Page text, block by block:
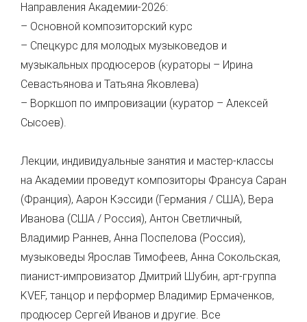
Направления Академии-2026:
– Основной композиторский курс
– Спецкурс для молодых музыковедов и
музыкальных продюсеров (кураторы – Ирина
Севастьянова и Татьяна Яковлева)
– Воркшоп по импровизации (куратор – Алексей
Сысоев).
Лекции, индивидуальные занятия и мастер-классы
на Академии проведут композиторы Франсуа Саран
(Франция), Аарон Кэссиди (Германия / США), Вера
Иванова (США / Россия), Антон Светличный,
Владимир Раннев, Анна Поспелова (Россия),
музыковеды Ярослав Тимофеев, Анна Сокольская,
пианист-импровизатор Дмитрий Шубин, арт-группа
KVEF, танцор и перформер Владимир Ермаченков,
продюсер Сергей Иванов и другие. Все